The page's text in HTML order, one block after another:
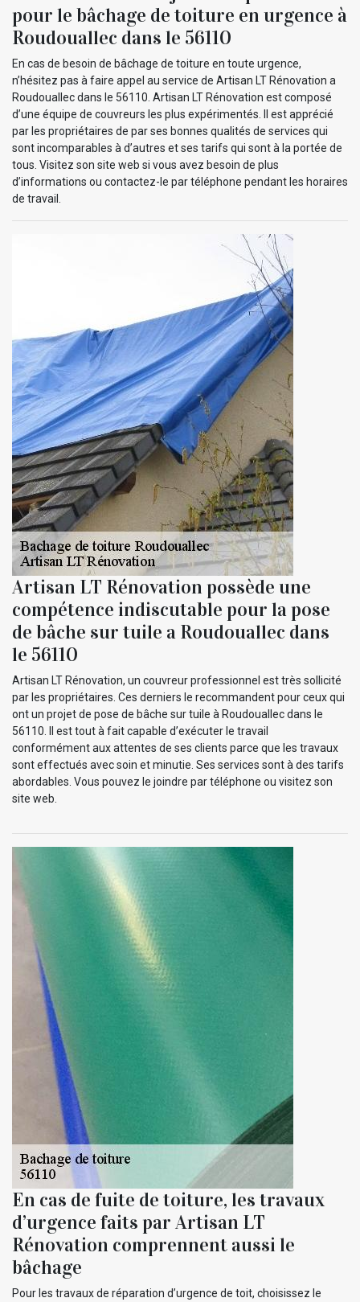
pour le bâchage de toiture en urgence à
Roudouallec dans le 56110
En cas de besoin de bâchage de toiture en toute urgence,
n’hésitez pas à faire appel au service de Artisan LT Rénovation a
Roudouallec dans le 56110. Artisan LT Rénovation est composé
d’une équipe de couvreurs les plus expérimentés. Il est apprécié
par les propriétaires de par ses bonnes qualités de services qui
sont incomparables à d’autres et ses tarifs qui sont à la portée de
tous. Visitez son site web si vous avez besoin de plus
d’informations ou contactez-le par téléphone pendant les horaires
de travail.
Artisan LT Rénovation possède une
compétence indiscutable pour la pose
de bâche sur tuile a Roudouallec dans
le 56110
Artisan LT Rénovation, un couvreur professionnel est très sollicité
par les propriétaires. Ces derniers le recommandent pour ceux qui
ont un projet de pose de bâche sur tuile à Roudouallec dans le
56110. Il est tout à fait capable d’exécuter le travail
conformément aux attentes de ses clients parce que les travaux
sont effectués avec soin et minutie. Ses services sont à des tarifs
abordables. Vous pouvez le joindre par téléphone ou visitez son
site web.
En cas de fuite de toiture, les travaux
d’urgence faits par Artisan LT
Rénovation comprennent aussi le
bâchage
Pour les travaux de réparation d’urgence de toit, choisissez le